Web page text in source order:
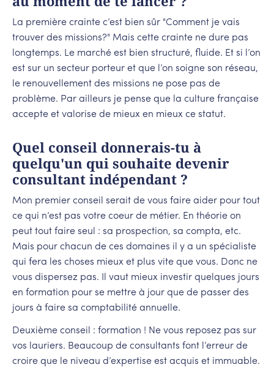
La première crainte c’est bien sûr "Comment je vais
trouver des missions?" Mais cette crainte ne dure pas
longtemps. Le marché est bien structuré, fluide. Et si l’on
est sur un secteur porteur et que l’on soigne son réseau,
le renouvellement des missions ne pose pas de
problème. Par ailleurs je pense que la culture française
accepte et valorise de mieux en mieux ce statut.
Quel conseil donnerais-tu à
quelqu'un qui souhaite devenir
consultant indépendant ?
Mon premier conseil serait de vous faire aider pour tout
ce qui n’est pas votre coeur de métier. En théorie on
peut tout faire seul : sa prospection, sa compta, etc.
Mais pour chacun de ces domaines il y a un spécialiste
qui fera les choses mieux et plus vite que vous. Donc ne
vous dispersez pas. Il vaut mieux investir quelques jours
en formation pour se mettre à jour que de passer des
jours à faire sa comptabilité annuelle.
Deuxième conseil : formation ! Ne vous reposez pas sur
vos lauriers. Beaucoup de consultants font l’erreur de
croire que le niveau d’expertise est acquis et immuable.